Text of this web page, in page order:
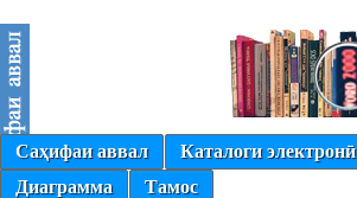
Саҳифаи аввал Каталоги электронӣ
Диаграмма
Тамос